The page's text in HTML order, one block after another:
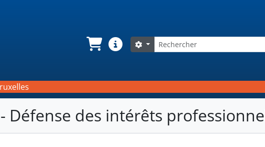
Panier Liens rapidesRechercher
Search options
- Défense des intérêts